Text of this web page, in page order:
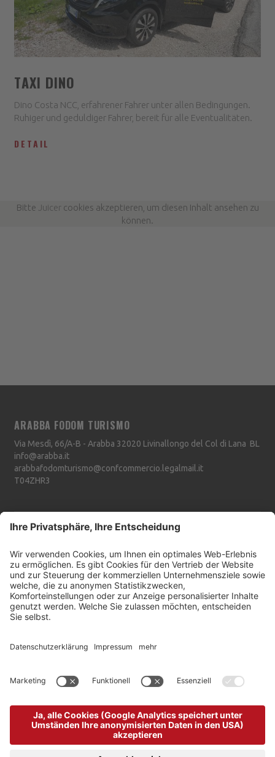
TAXI DINO
Dino Costa NCC, erfahrener Fahrer unter allen Bedingungen.
Ruhiger und geduldiger Fahrer, bereit für alle Eventualitäten.
DETAIL
Bitte Juicercookies akzeptieren, um diesen Inhalt ansehen zu
können.
UP TO DATE - ARABBA NEWSLETTER
ARABBA FODOM TURISMO
Via Mesdì, 66/A-B - Arabba 32020 Livinallongo del Col di Lana BL
info@arabba.it
arabbafodomturismo@confcommercio.legalmail.it
T04ZHR3
INFO & SERVICES
MwSt.-Nummer 00685910259
Cookie-Einstellungen
Sitemap
Impressum
produced by
powered by